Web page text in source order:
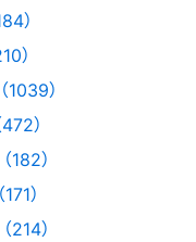
）
）
）
）
182）
）
214）